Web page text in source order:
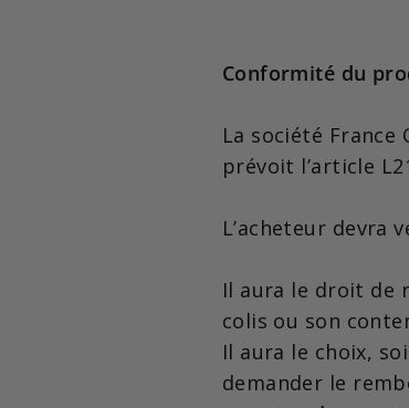
Conformité du
La société
prévoit l’article
L’acheteur devra
Il aura le droit de
colis ou son
Il aura le choix,
demander le